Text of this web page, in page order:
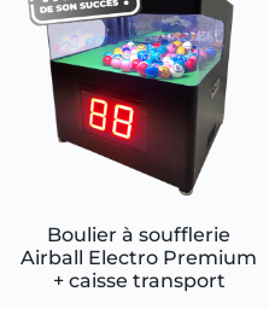
Boulier à soufflerie
Airball Electro Premium
+ caisse transport